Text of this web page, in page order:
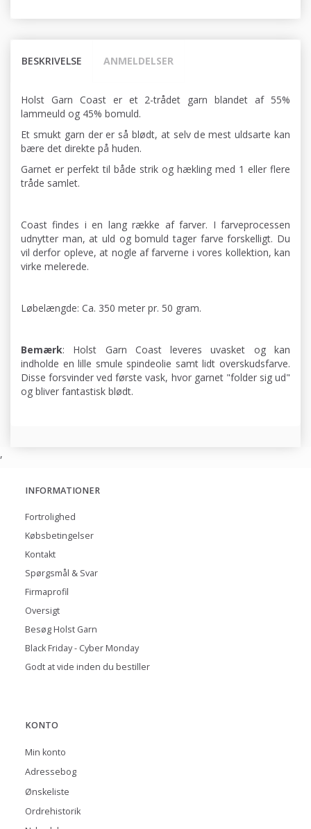
BESKRIVELSE ANMELDELSER
Holst Garn Coast er et 2-trådet garn blandet af 55%
lammeuld og 45% bomuld.
Et smukt garn der er så blødt, at selv de mest uldsarte kan
bære det direkte på huden.
Garnet er perfekt til både strik og hækling med 1 eller flere
tråde samlet.
Coast findes i en lang række af farver. I farveprocessen
udnytter man, at uld og bomuld tager farve forskelligt. Du
vil derfor opleve, at nogle af farverne i vores kollektion, kan
virke melerede.
Løbelængde: Ca. 350 meter pr. 50 gram.
Bemærk: Holst Garn Coast leveres uvasket og kan
indholde en lille smule spindeolie samt lidt overskudsfarve.
Disse forsvinder ved første vask, hvor garnet "folder sig ud"
og bliver fantastisk blødt.
,
INFORMATIONER
Fortrolighed
Købsbetingelser
Kontakt
Spørgsmål & Svar
Firmaprofil
Oversigt
Besøg Holst Garn
Black Friday - Cyber Monday
Godt at vide inden du bestiller
KONTO
Min konto
Adressebog
Ønskeliste
Ordrehistorik